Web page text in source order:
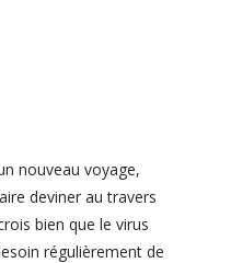
nouveau voyage,
deviner au travers
bien que le virus
régulièrement de